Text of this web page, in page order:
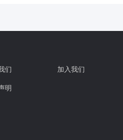
们
加入我们
明